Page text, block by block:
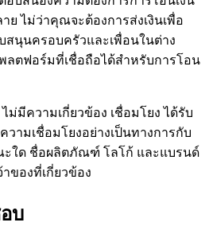
ย ไม่ว่าคุณจะต้องการส่งเงินเพื่อ
สนุนครอบครัวและเพื่อนในต่าง
พลตฟอร์มที่เชื่อถือได้สำหรับการโอน
ไม่มีความเกี่ยวข้อง เชื่อมโยง ได้รับ
ามเชื่อมโยงอย่างเป็นทางการกับ
ะใด ชื่อผลิตภัณฑ์ โลโก้ และแบรนด์
ของที่เกี่ยวข้อง
บ